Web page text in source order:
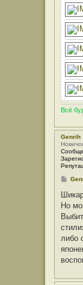
Всё
Genrih
С
о
щ
е
и
е
Но
либо